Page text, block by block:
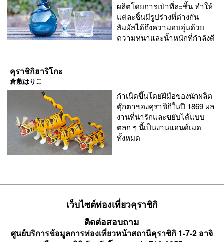
ผลิตโดยการเป่าที่ละชิ้น ทำให้
แต่ละชิ้นมีรูปร่างที่ต่างกัน
สัมผัสได้ถึงความอบอุ่นด้วย
ความหนาและน้ำหนักที่กำลังดี
คุราชิกิฮาริโกะ
倉敷はりこ
กำเนิดขึ้นโดยฝีมือของนักผลิต
ตุ๊กตาของคุราชิกิในปี 1869 ผล
งานที่น่ารักและขยับได้แบบ
ตลก ๆ นี้เป็นงานแฮนด์เมด
ทั้งหมด
เว็บไซต์ท่องเที่ยวคุราชิกิ
ติดต่อสอบถาม
ศูนย์บริการข้อมูลการท่องเที่ยวหน้าสถานีคุราชิกิ 1-7-2 อาจิ